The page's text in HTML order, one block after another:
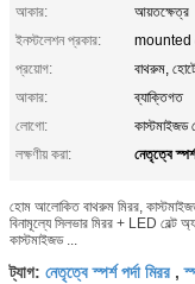
আকার:
আয়তক্ষেত্র
ইনস্টলেশন প্রকার:
mounted
প্রয়োগ:
বাথরুম,
আকার:
ব্যাক্তিগত
লোগো:
কাস্টমাইজড
লক্ষণীয় করা:
নেতৃত্বে
হোম আলোকিত বাথরুম মিরর,
বিনামূল্যে সিলভার মিরর + LED
কাস্টমাইজড ...
ট্যাগ: নেতৃত্বে স্পর্শ পর্দা মিরর ,